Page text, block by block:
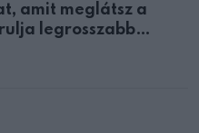
amit meglátsz a
legrosszabb